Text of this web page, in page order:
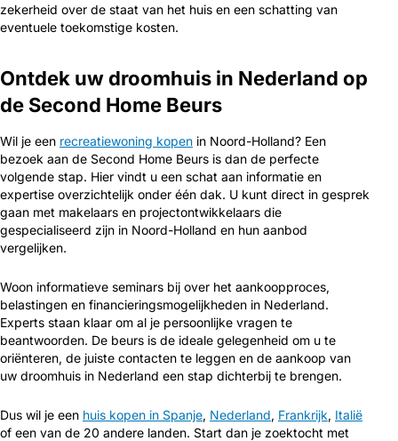
zekerheid over de staat van het huis en een schatting van
eventuele toekomstige kosten.
Ontdek uw droomhuis in Nederland op
de Second Home Beurs
Wil je een recreatiewoning kopen in Noord-Holland? Een
bezoek aan de Second Home Beurs is dan de perfecte
volgende stap. Hier vindt u een schat aan informatie en
expertise overzichtelijk onder één dak. U kunt direct in gesprek
gaan met makelaars en projectontwikkelaars die
gespecialiseerd zijn in Noord-Holland en hun aanbod
vergelijken.
Woon informatieve seminars bij over het aankoopproces,
belastingen en financieringsmogelijkheden in Nederland.
Experts staan klaar om al je persoonlijke vragen te
beantwoorden. De beurs is de ideale gelegenheid om u te
oriënteren, de juiste contacten te leggen en de aankoop van
uw droomhuis in Nederland een stap dichterbij te brengen.
Dus wil je een huis kopen in Spanje, Nederland, Frankrijk, Italië
of een van de 20 andere landen. Start dan je zoektocht met